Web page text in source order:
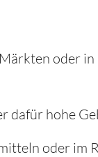
oder
dafür hohe
oder im